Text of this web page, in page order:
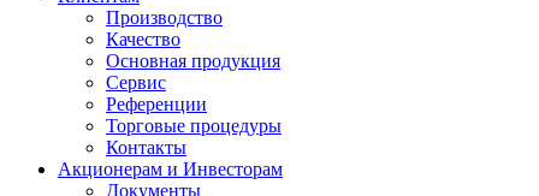
Производство
Качество
Основная продукция
Сервис
Референции
Торговые процедуры
Контакты
Акционерам и Инвесторам
Документы